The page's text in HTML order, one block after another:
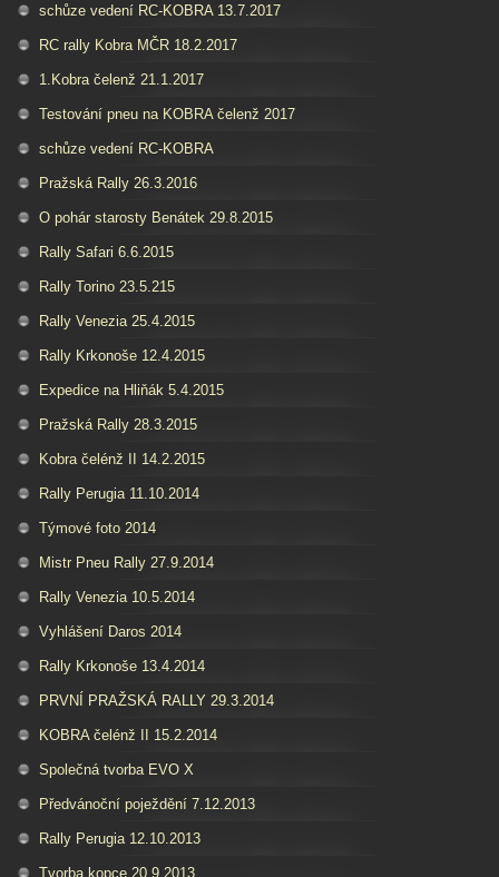
schůze vedení RC-KOBRA 13.7.2017
RC rally Kobra MČR 18.2.2017
1.Kobra čelenž 21.1.2017
Testování pneu na KOBRA čelenž 2017
schůze vedení RC-KOBRA
Pražská Rally 26.3.2016
O pohár starosty Benátek 29.8.2015
Rally Safari 6.6.2015
Rally Torino 23.5.215
Rally Venezia 25.4.2015
Rally Krkonoše 12.4.2015
Expedice na Hliňák 5.4.2015
Pražská Rally 28.3.2015
Kobra čelénž II 14.2.2015
Rally Perugia 11.10.2014
Týmové foto 2014
Mistr Pneu Rally 27.9.2014
Rally Venezia 10.5.2014
Vyhlášení Daros 2014
Rally Krkonoše 13.4.2014
PRVNÍ PRAŽSKÁ RALLY 29.3.2014
KOBRA čelénž II 15.2.2014
Společná tvorba EVO X
Předvánoční poježdění 7.12.2013
Rally Perugia 12.10.2013
Tvorba kopce 20.9.2013